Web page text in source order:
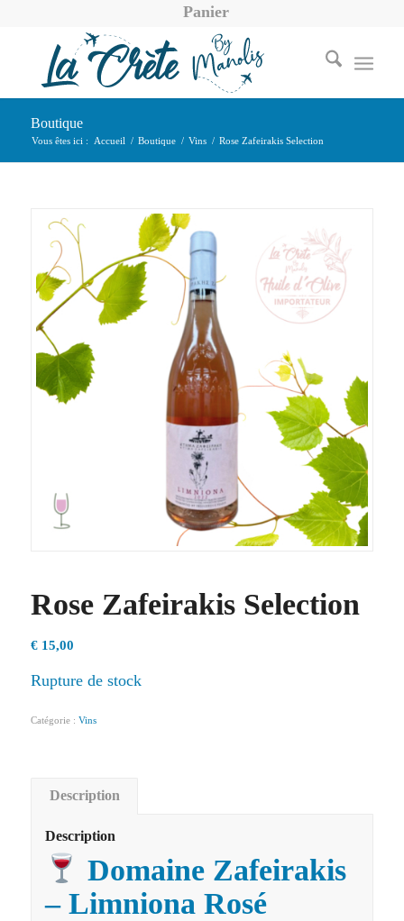
Panier
Boutique
Vous êtes ici : Accueil / Boutique / Vins / Rose Zafeirakis Selection
Rose Zafeirakis Selection
€15,00
Rupture de stock
Catégorie : Vins
Description
Description
Domaine Zafeirakis
– Limniona Rosé